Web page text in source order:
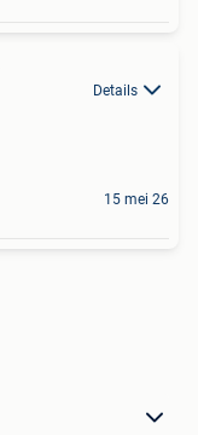
Details
15 mei 26